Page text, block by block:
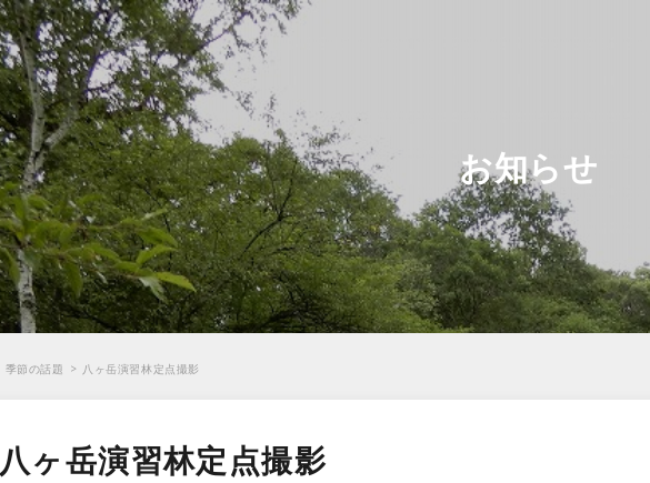
お知らせ
季節の話題 > 八ヶ岳演習林定点撮影
八ヶ岳演習林定点撮影